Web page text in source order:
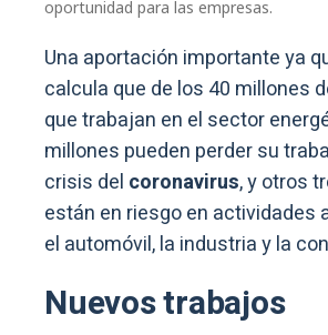
oportunidad para las empresas.
Una aportación importante ya
calcula que de los 40 millones
que trabajan en el sector
millones pueden perder su
crisis del coronavirus, y otros
están en riesgo en actividades
el automóvil, la industria y la
Nuevos trabajos